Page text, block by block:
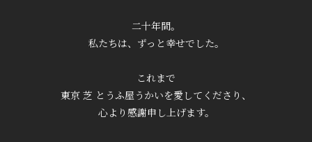
二十年間。
私たちは、ずっと幸せでした。
これまで
東京 芝 とうふ屋うかいを愛してくださり、
心より感謝申し上げます。